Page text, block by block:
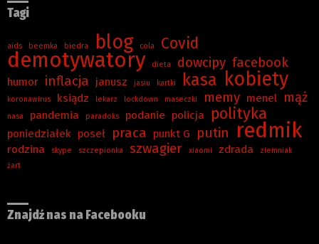
Tagi
aids beemka biedra blog cola Covid
demotywatory dieta dowcipy facebook
humor inflacja janusz jasiu kartki kasa kobiety
koronawirus ksiądz lekarz lockdown maseczki memy menel mąż
nasa pandemia paradoks podanie policja polityka
poniedziałek poseł praca punkt G putin redmik
rodzina skype szczepionka szwagier xiaomi zdrada
ziemniak
żart
Znajdź nas na Facebooku